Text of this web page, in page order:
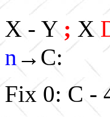
X - Y ; X
n →C:
Fix 0: C -